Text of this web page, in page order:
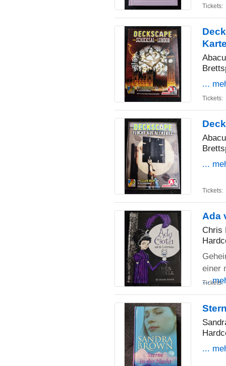
Tickets:
...
Tickets:
...
Tickets:
Ada
Chris
einer
...
Tickets:
...